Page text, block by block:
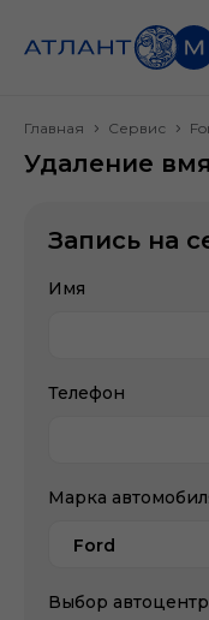
Главная Сервис
Удаление
Запись на
Имя
Телефон
Марка
Ford
Выбор